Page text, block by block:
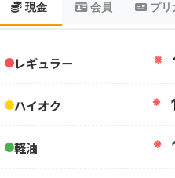
現金 会員 プリ
レギュラー ※
ハイオク ※
軽油 ※